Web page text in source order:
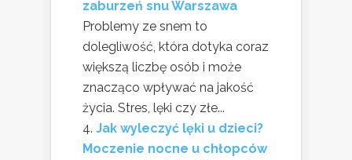
zaburzeń snu Warszawa
Problemy ze snem to
dolegliwość, która dotyka coraz
większą liczbę osób i może
znacząco wpływać na jakość
życia. Stres, lęki czy złe...
Jak wyleczyć lęki u dzieci?
Moczenie nocne u chłopców